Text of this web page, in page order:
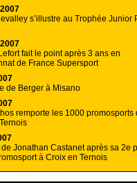
s’illustre au Trophée Junior
fait le point après 3 ans en
de France Supersport
de Berger à Misano
remporte les 1000 promosports
de Jonathan Castanet après sa 2e
à Croix en Ternois